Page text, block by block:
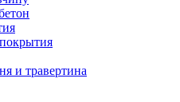
и травертина